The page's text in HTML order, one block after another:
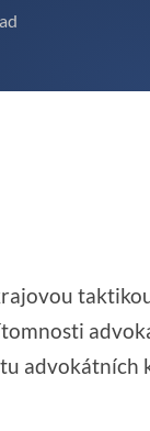
advokátních